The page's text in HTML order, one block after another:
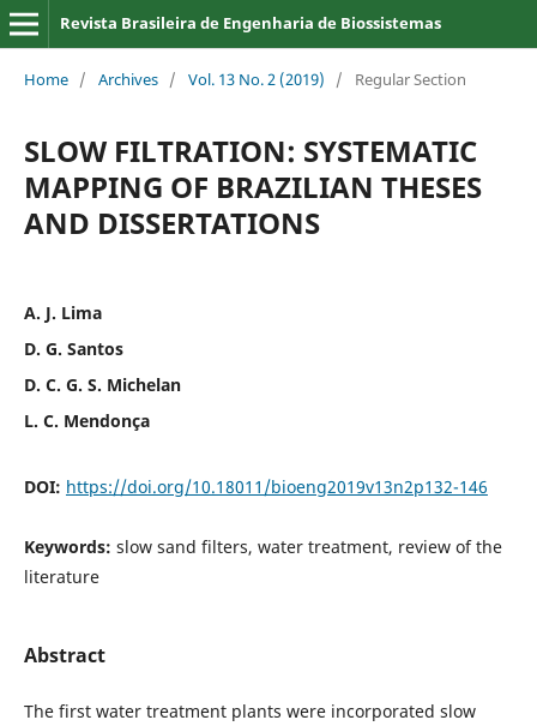
Revista Brasileira de Engenharia de Biossistemas
Home / Archives / Vol. 13 No. 2 (2019) / Regular Section
SLOW FILTRATION: SYSTEMATIC
MAPPING OF BRAZILIAN THESES
AND DISSERTATIONS
A. J. Lima
D. G. Santos
D. C. G. S. Michelan
L. C. Mendonça
DOI: https://doi.org/10.18011/bioeng2019v13n2p132-146
Keywords: slow sand filters, water treatment, review of the
literature
Abstract
The first water treatment plants were incorporated slow